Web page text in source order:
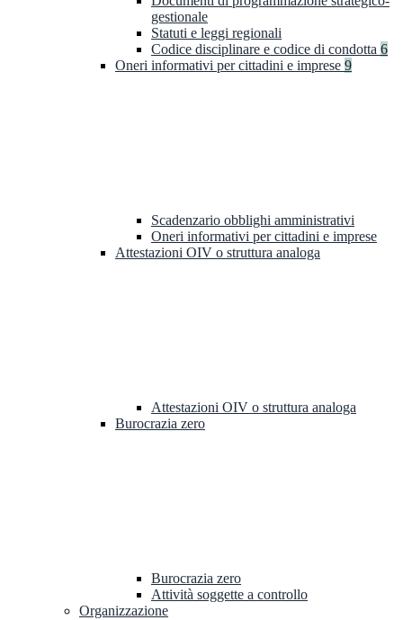
gestionale
Statuti e leggi regionali
Codice disciplinare e codice di condotta 6
Oneri informativi per cittadini e imprese 9
Scadenzario obblighi amministrativi
Oneri informativi per cittadini e imprese
Attestazioni OIV o struttura analoga
Attestazioni OIV o struttura analoga
Burocrazia zero
Burocrazia zero
Attività soggette a controllo
Organizzazione